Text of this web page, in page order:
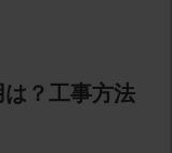
？工事方法